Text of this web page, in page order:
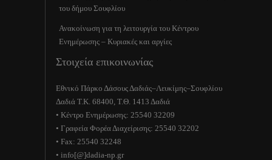
του δήμου Σουφλίου
Ανακοίνωση για τη λειτουργία του Κέντρου
Ενημέρωσης – Κυριακές και αργίες
Στοιχεία επικοινωνίας
Εθνικό Πάρκο Δάσους Δαδιάς–Λευκίμης–Σουφλίου
Δαδιά Τ.Κ. 68400, Τ.Θ. 1413 Δαδιά
• Κέντρο Ενημέρωσης: 25540 32209
• Γραφεία Φορέα Διαχείρισης: 25540 32202
• Fax: 25540 32248
• info[@]dadia-np.gr